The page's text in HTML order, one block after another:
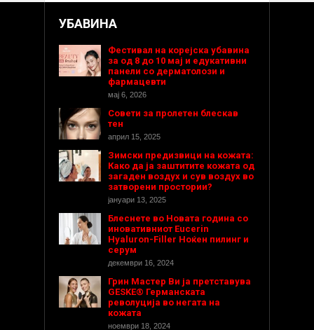
УБАВИНА
Фестивал на корејска убавина
за од 8 до 10 мај и едукативни
панели со дерматолози и
фармацевти
мај 6, 2026
Совети за пролетен блескав
тен
април 15, 2025
Зимски предизвици на кожата:
Како да ја заштитите кожата од
загаден воздух и сув воздух во
затворени простории?
јануари 13, 2025
Блеснете во Новата година со
иновативниот Eucerin
Hyaluron-Filler Ноќен пилинг и
серум
декември 16, 2024
Грин Мастер Ви ја претставува
GESKE® Германската
револуција во негата на
кожата
ноември 18, 2024